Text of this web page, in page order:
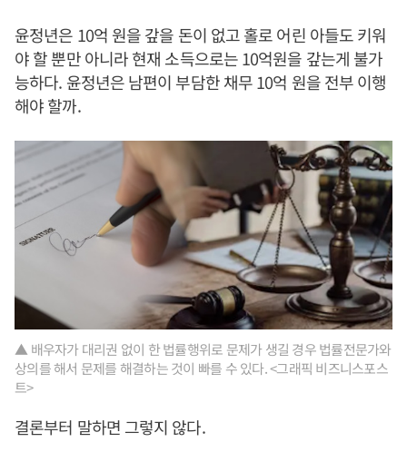
윤정년은 10억 원을 갚을 돈이 없고 홀로 어린 아들도 키워
야 할 뿐만 아니라 현재 소득으로는 10억원을 갚는게 불가
능하다. 윤정년은 남편이 부담한 채무 10억 원을 전부 이행
해야 할까.
▲ 배우자가 대리권 없이 한 법률행위로 문제가 생길 경우 법률전문가와
상의를 해서 문제를 해결하는 것이 빠를 수 있다. <그래픽 비즈니스포스
트>
결론부터 말하면 그렇지 않다.